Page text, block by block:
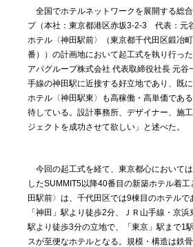
全国でホテルネットワークを展開する総
プ（本社：東京都港区赤坂3-2-3 代表：元
ホテル〈神田駅前〉（東京都千代田区鍛冶
番））の計画地において起工式を執り行っ
アパグループ株式会社 代表取締役社長 元谷
手線の神田駅に近接する好立地であり、既
ホテル〈神田駅東〉も高稼働・高単価であ
待している。設計事務所、デザイナー、施
ジェクトを成功させて欲しい」と述べた。
今回の起工式を経て、東京都心において
したSUMMIT5以降40番目の新築ホテル着
田駅前〉は、千代田区では9棟目のホテルで
「神田」駅より徒歩2分、ＪＲ山手線・京浜
駅より徒歩3分の立地で、「東京」駅まで1
スが至便なホテルとなる。規模・構造は鉄